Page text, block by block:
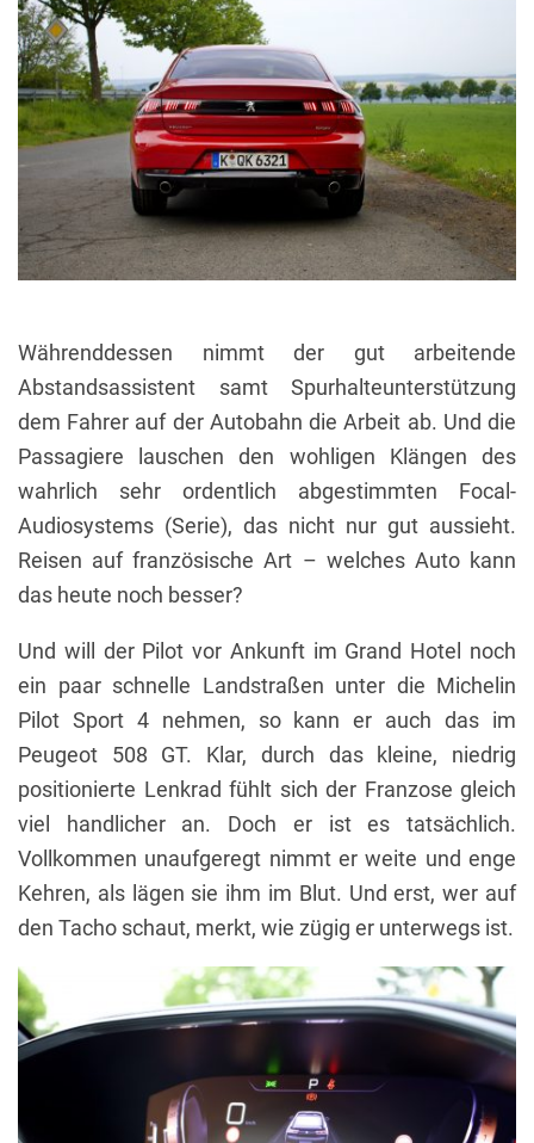
Währenddessen nimmt der gut arbeitende
Abstandsassistent samt Spurhalteunterstützung
dem Fahrer auf der Autobahn die Arbeit ab. Und die
Passagiere lauschen den wohligen Klängen des
wahrlich sehr ordentlich abgestimmten Focal-
Audiosystems (Serie), das nicht nur gut aussieht.
Reisen auf französische Art – welches Auto kann
das heute noch besser?
Und will der Pilot vor Ankunft im Grand Hotel noch
ein paar schnelle Landstraßen unter die Michelin
Pilot Sport 4 nehmen, so kann er auch das im
Peugeot 508 GT. Klar, durch das kleine, niedrig
positionierte Lenkrad fühlt sich der Franzose gleich
viel handlicher an. Doch er ist es tatsächlich.
Vollkommen unaufgeregt nimmt er weite und enge
Kehren, als lägen sie ihm im Blut. Und erst, wer auf
den Tacho schaut, merkt, wie zügig er unterwegs ist.